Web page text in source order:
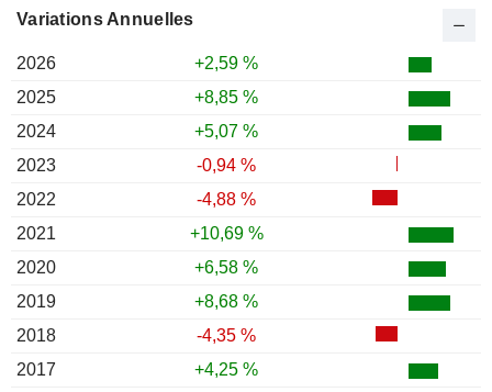
Variations Annuelles
2026
+2,59 %
2025
+8,85 %
2024
+5,07 %
2023
-0,94 %
2022
-4,88 %
2021
+10,69 %
2020
+6,58 %
2019
+8,68 %
2018
-4,35 %
2017
+4,25 %